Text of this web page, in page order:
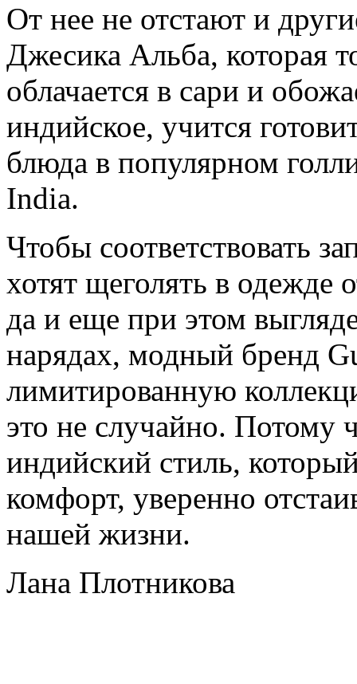
От нее не отстают и
Джесика Альба, которая
облачается в сари и
индийское, учится
блюда в популярном
India.
Чтобы соответствовать
хотят щеголять в одежде
да и еще при этом
нарядах, модный бренд
лимитированную
это не случайно. Потому
индийский стиль,
комфорт, уверенно
нашей жизни.
Лана Плотникова